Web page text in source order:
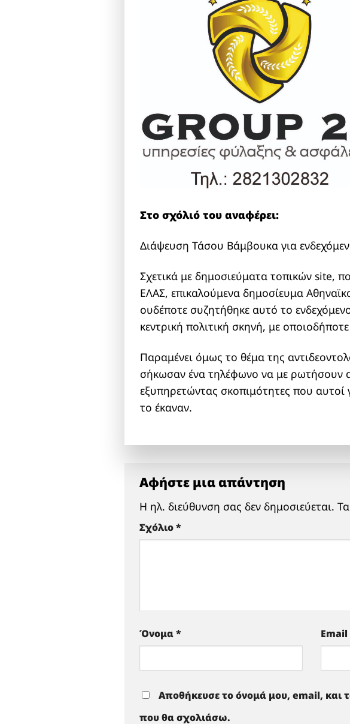
Στο σχόλιό του αναφέρει:
Διάψευση Τάσου Βάμβουκα για
Σχετικά με δημοσιεύματα τοπικών site,
ΕΛΑΣ, επικαλούμενα δημοσίευμα
ουδέποτε συζητήθηκε αυτό το
κεντρική πολιτική σκηνή, με
Παραμένει όμως το θέμα της
σήκωσαν ένα τηλέφωνο να με ρωτήσουν
εξυπηρετώντας σκοπιμότητες που
το έκαναν.
Αφήστε μια απάντηση
Η ηλ. διεύθυνση σας δεν δημοσιεύεται.
Σχόλιο*
Όνομα* Email
Αποθήκευσε το όνομά μου, email, και
που θα σχολιάσω.